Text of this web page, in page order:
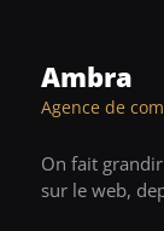
Ambra
Agence de
On fait
sur le web,